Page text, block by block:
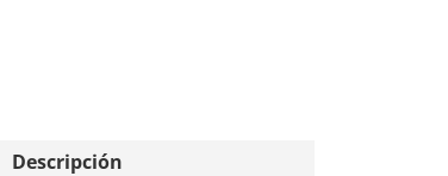
Descripción